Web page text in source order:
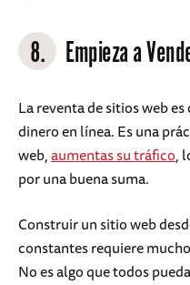
8. Empieza a
La reventa de sitios web
dinero en línea. Es una
web,aumentas su tráfico,
por una buena suma.
Construir un sitio web
constantes requiere
No es algo que todos